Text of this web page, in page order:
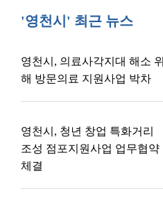
'영천시' 최근 뉴스
영천시, 의료사각지대 해소 위
해 방문의료 지원사업 박차
영천시, 청년 창업 특화거리
조성 점포지원사업 업무협약
체결